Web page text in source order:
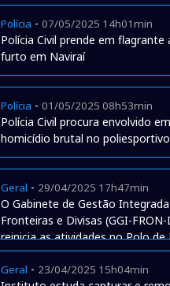
Polícia -07/05/2025 14h01min
Polícia Civil prende em flagrante
furto em Naviraí
Polícia -01/05/2025 08h53min
Polícia Civil procura envolvido em
homicídio brutal no poliesportivo
Geral - 29/04/2025 17h47min
O Gabinete de Gestão
Fronteiras e Divisas (GGI-FRON-
reinicia as atividades no Polo de
Geral - 23/04/2025 15h04min